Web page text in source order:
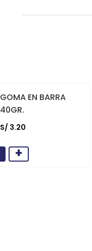
GOMA EN BARRA
40GR.
S/ 3.20
+